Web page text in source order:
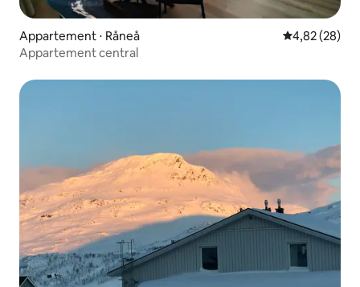
Appartement ⋅ Råneå Évaluation
4,82 (28)
Appartement central